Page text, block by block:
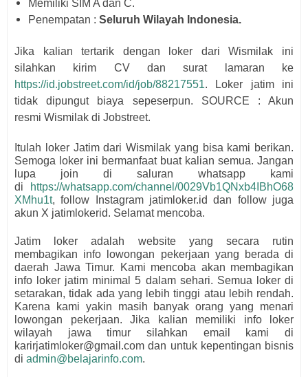
Memiliki SIM A dan C.
Penempatan : Seluruh Wilayah Indonesia.
Jika kalian tertarik dengan loker dari Wismilak ini
silahkan kirim CV dan surat lamaran ke
https://id.jobstreet.com/id/job/88217551. Loker jatim ini
tidak dipungut biaya sepeserpun. SOURCE : Akun
resmi Wismilak di Jobstreet.
Itulah loker Jatim dari Wismilak yang bisa kami berikan.
Semoga loker ini bermanfaat buat kalian semua. Jangan
lupa join di saluran whatsapp kami
di
https://whatsapp.com/channel/0029Vb1QNxb4IBhO68
XMhu1t, follow Instagram jatimloker.id dan follow juga
akun X jatimlokerid. Selamat mencoba.
Jatim loker adalah website yang secara rutin
membagikan info lowongan pekerjaan yang berada di
daerah Jawa Timur. Kami mencoba akan membagikan
info loker jatim minimal 5 dalam sehari. Semua loker di
setarakan, tidak ada yang lebih tinggi atau lebih rendah.
Karena kami yakin masih banyak orang yang menari
lowongan pekerjaan. Jika kalian memiliki info loker
wilayah jawa timur silahkan email kami di
karirjatimloker@gmail.com dan untuk kepentingan bisnis
di admin@belajarinfo.com.